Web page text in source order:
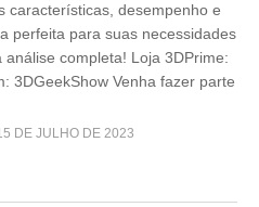
características, desempenho e
perfeita para suas necessidades
completa! Loja 3DPrime:
3DGeekShow Venha fazer parte
DE JULHO DE 2023